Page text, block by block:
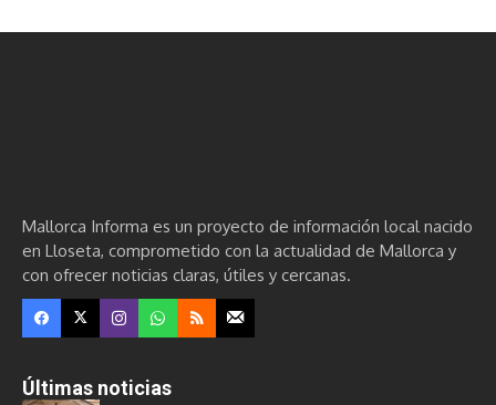
Mallorca Informa es un proyecto de información local nacido
en Lloseta, comprometido con la actualidad de Mallorca y
con ofrecer noticias claras, útiles y cercanas.
Últimas noticias